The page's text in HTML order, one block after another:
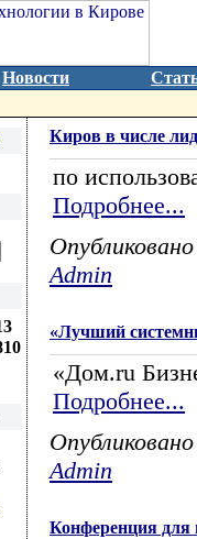
Новости
Киров в числе
по
Подробнее...
Admin
«Лучший
«Дом.ru
Подробнее...
Admin
Конференция для